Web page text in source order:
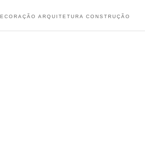
ARQUITETURA CONSTRUÇÃO